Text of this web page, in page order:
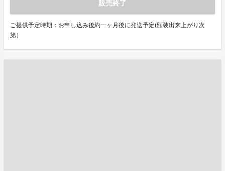
販売終了
ご提供予定時期：お申し込み後約一ヶ月後に発送予定(額装出来上がり次
第）